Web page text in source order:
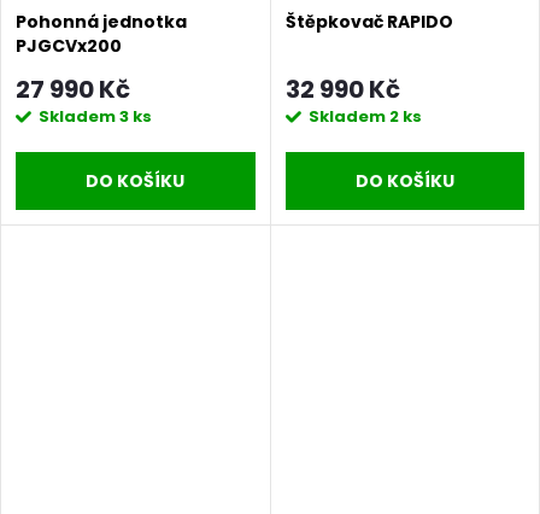
Pohonná jednotka
PJGCVx200
27 990 Kč
Skladem3 ks
DO KOŠÍKU
Štěpkovač RAPIDO
32 990 Kč
Skladem 2 ks
DO KOŠÍKU